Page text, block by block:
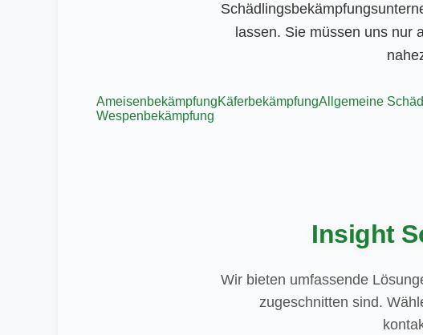
lassen. Sie müssen uns nur
AmeisenbekämpfungKäferbekämpfungAllgemeine
Wespenbekämpfung
Insight
Wir bieten umfassende
zugeschnitten sind.